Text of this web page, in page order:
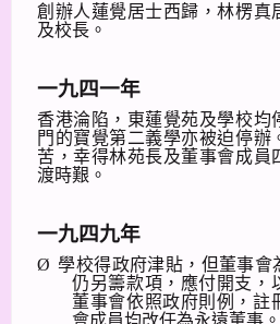
創辦人蓮覺居士西歸，林楞真
及校長。
一九四一年
香港淪陷，東蓮覺苑及學校均
門的寶覺第二義學亦被迫停辦
苦，幸得林苑長及董事會成員
渡時艱。
一九四九年
Ø 學校得政府津貼，但董事會
仍另籌款項，應付開支，
董事會依照政府則例，註
會成員均改任為永遠董事。